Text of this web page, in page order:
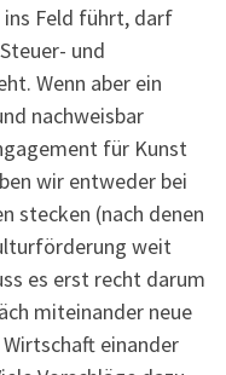
Feld führt, darf
und
Wenn aber ein
nachweisbar
für Kunst
wir entweder bei
stecken (nach denen
weit
es erst recht darum
miteinander neue
einander